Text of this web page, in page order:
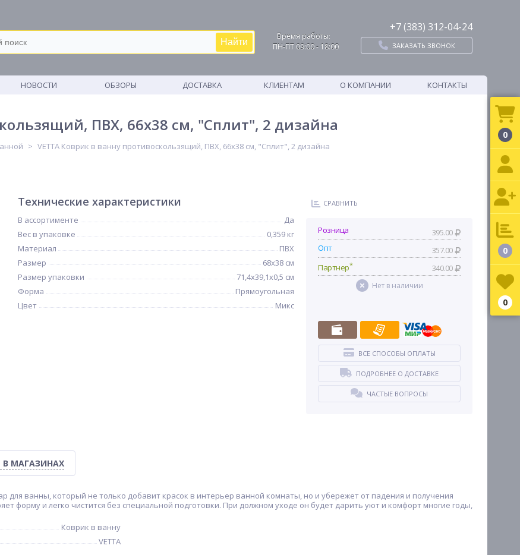
Найти
Время работы:
ПН-ПТ 09:00 - 18:00
+7 (383) 312-04-24
ЗАКАЗАТЬ ЗВОНОК
НОВОСТИ ОБЗОРЫ ДОСТАВКА КЛИЕНТАМ О КОМПАНИИ КОНТАКТЫ
ПВХ, 66x38 см, "Сплит", 2 дизайна
VETTA Коврик в ванну противоскользящий, ПВХ, 66x38 см, "Сплит", 2 дизайна
Технические характеристики
В ассортименте
Да
Вес в упаковке
0,359 кг
Материал
ПВХ
Размер
68х38 см
Размер упаковки
71,4x39,1x0,5 см
Форма
Прямоугольная
Цвет
Микс
СРАВНИТЬ
Розница
395.00
Опт
357.00
Партнер* 340.00
Нет в наличии
ВСЕ СПОСОБЫ ОПЛАТЫ
ПОДРОБНЕЕ О ДОСТАВКЕ
ЧАСТЫЕ ВОПРОСЫ
В МАГАЗИНАХ
для ванны, который не только добавит красок в интерьер ванной комнаты, но и убережет от падения и получения
форму и легко чистится без специальной подготовки. При должном уходе он будет дарить уют и комфорт многие годы,
Коврик в ванну
VETTA
0
0
0